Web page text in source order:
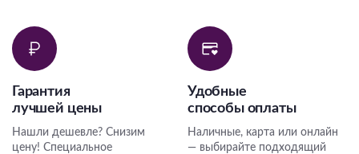
Гарантия
лучшей цены
Нашли дешевле? Снизим
цену! Специальное
Удобные
способы оплаты
Наличные, карта или онлайн
— выбирайте подходящий